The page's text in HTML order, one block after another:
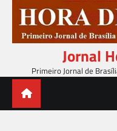
content
Jornal
Primeiro Jornal de